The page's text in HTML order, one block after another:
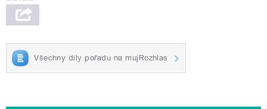
Všechny díly pořadu na mujRozhlas